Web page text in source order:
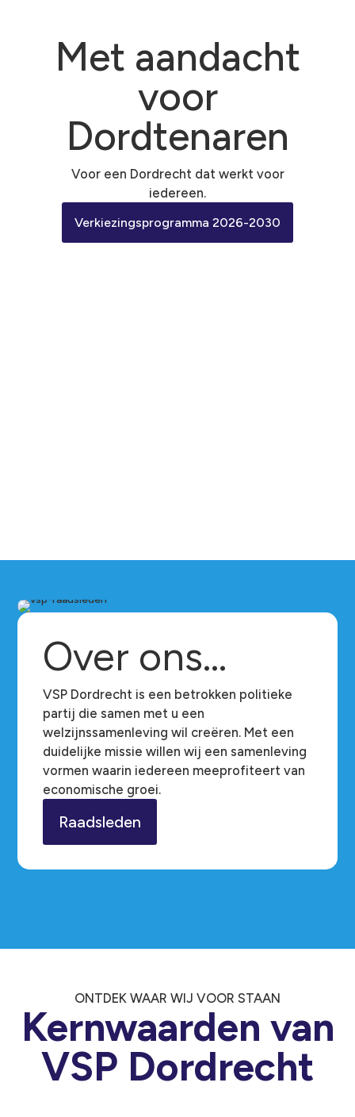
Met aandacht
voor
Dordtenaren
Voor een Dordrecht dat werkt voor
iedereen.
Verkiezingsprogramma 2026-2030
Over ons...
VSP Dordrecht is een betrokken politieke
partij die samen met u een
welzijnssamenleving wil creëren. Met een
duidelijke missie willen wij een samenleving
vormen waarin iedereen meeprofiteert van
economische groei.
Raadsleden
ONTDEK WAAR WIJ VOOR STAAN
Kernwaarden van
VSP Dordrecht